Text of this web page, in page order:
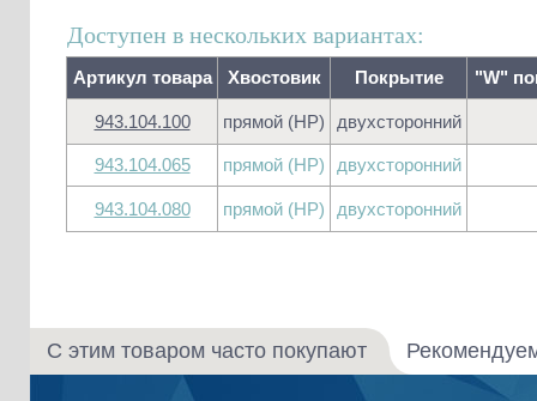
Доступен в нескольких вариантах:
Артикул товара Хвостовик Покрытие "W"
943.104.100 прямой (HP) двухсторонний
943.104.065 прямой (HP) двухсторонний
943.104.080 прямой (HP) двухсторонний
С этим товаром часто покупают